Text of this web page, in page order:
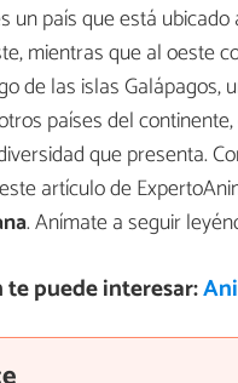
un país que está
mientras que al oeste
de las islas Galápagos,
países del
que presenta.
artículo de
. Anímate a seguir
te puede interesar: